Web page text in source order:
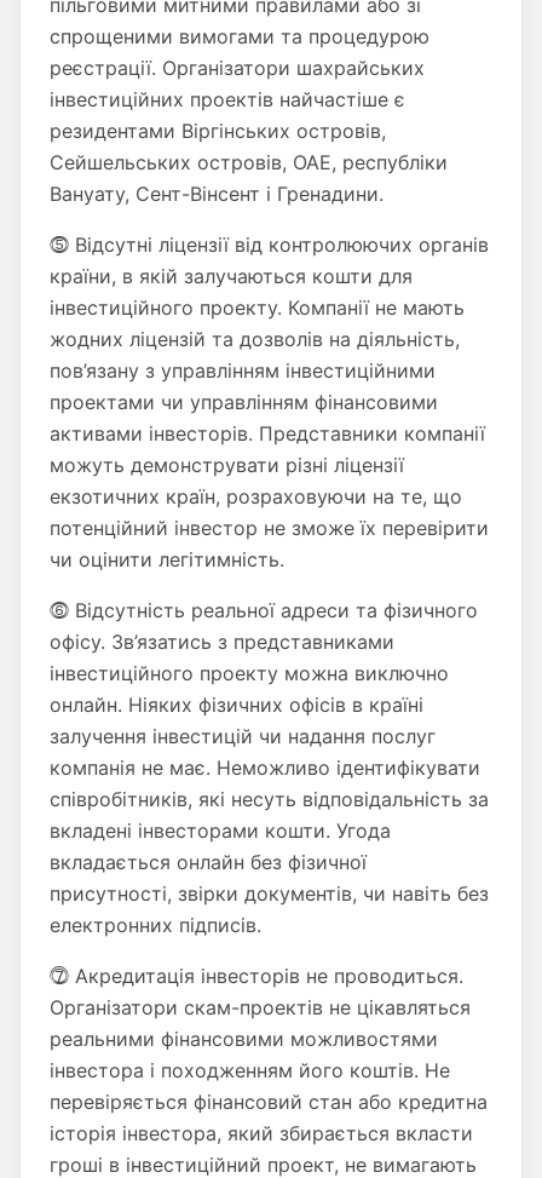
пільговими митними правилами або зі
спрощеними вимогами та процедурою
реєстрації. Організатори шахрайських
інвестиційних проектів найчастіше є
резидентами Віргінських островів,
Сейшельських островів, ОАЕ, республіки
Вануату, Сент-Вінсент і Гренадини.
⓹ Відсутні ліцензії від контролюючих органів
країни, в якій залучаються кошти для
інвестиційного проекту. Компанії не мають
жодних ліцензій та дозволів на діяльність,
пов’язану з управлінням інвестиційними
проектами чи управлінням фінансовими
активами інвесторів. Представники компанії
можуть демонструвати різні ліцензії
екзотичних країн, розраховуючи на те, що
потенційний інвестор не зможе їх перевірити
чи оцінити легітимність.
⓺ Відсутність реальної адреси та фізичного
офісу. Зв’язатись з представниками
інвестиційного проекту можна виключно
онлайн. Ніяких фізичних офісів в країні
залучення інвестицій чи надання послуг
компанія не має. Неможливо ідентифікувати
співробітників, які несуть відповідальність за
вкладені інвесторами кошти. Угода
вкладається онлайн без фізичної
присутності, звірки документів, чи навіть без
електронних підписів.
⓻ Акредитація інвесторів не проводиться.
Організатори скам-проектів не цікавляться
реальними фінансовими можливостями
інвестора і походженням його коштів. Не
перевіряється фінансовий стан або кредитна
історія інвестора, який збирається вкласти
гроші в інвестиційний проект, не вимагають